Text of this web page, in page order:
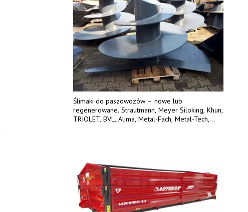
Ślimaki do paszowozów – nowe lub
regenerowane. Strautmann, Meyer Siloking, Khun,
TRIOLET, BVL, Alima, Metal-Fach, Metal-Tech,
Polska. Tel. 609 144 596.